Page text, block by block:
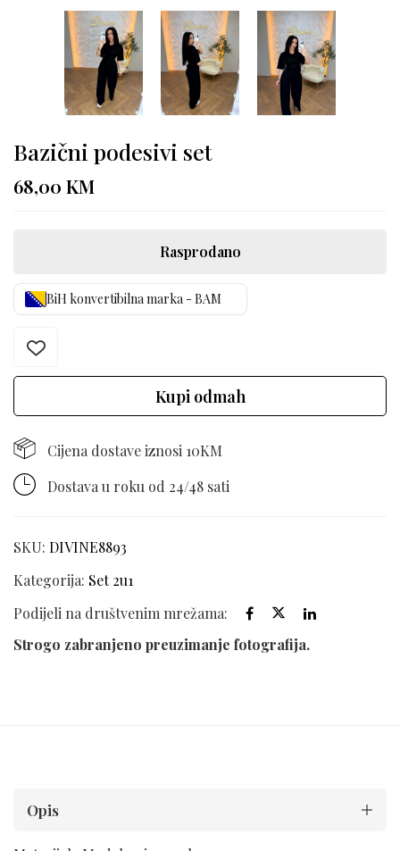
Bazični podesivi set
68,00 KM
Rasprodano
BiH konvertibilna marka - BAM
Kupi odmah
Cijena dostave iznosi 10KM
Dostava u roku od 24/48 sati
SKU: DIVINE8893
Kategorija: Set 2u1
Podijeli na društvenim mrežama:
Strogo zabranjeno preuzimanje fotografija.
Opis